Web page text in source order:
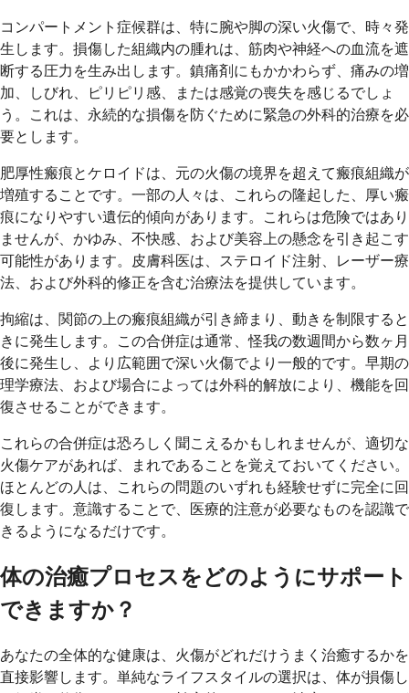
コンパートメント症候群は、特に腕や脚の深い火傷で、時々発
生します。損傷した組織内の腫れは、筋肉や神経への血流を遮
断する圧力を生み出します。鎮痛剤にもかかわらず、痛みの増
加、しびれ、ピリピリ感、または感覚の喪失を感じるでしょ
う。これは、永続的な損傷を防ぐために緊急の外科的治療を必
要とします。
肥厚性瘢痕とケロイドは、元の火傷の境界を超えて瘢痕組織が
増殖することです。一部の人々は、これらの隆起した、厚い瘢
痕になりやすい遺伝的傾向があります。これらは危険ではあり
ませんが、かゆみ、不快感、および美容上の懸念を引き起こす
可能性があります。皮膚科医は、ステロイド注射、レーザー療
法、および外科的修正を含む治療法を提供しています。
拘縮は、関節の上の瘢痕組織が引き締まり、動きを制限すると
きに発生します。この合併症は通常、怪我の数週間から数ヶ月
後に発生し、より広範囲で深い火傷でより一般的です。早期の
理学療法、および場合によっては外科的解放により、機能を回
復させることができます。
これらの合併症は恐ろしく聞こえるかもしれませんが、適切な
火傷ケアがあれば、まれであることを覚えておいてください。
ほとんどの人は、これらの問題のいずれも経験せずに完全に回
復します。意識することで、医療的注意が必要なものを認識で
きるようになるだけです。
体の治癒プロセスをどのようにサポート
できますか？
あなたの全体的な健康は、火傷がどれだけうまく治癒するかを
直接影響します。単純なライフスタイルの選択は、体が損傷し